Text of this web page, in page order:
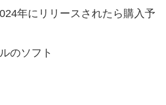
年にリリースされたら購入予
のソフト